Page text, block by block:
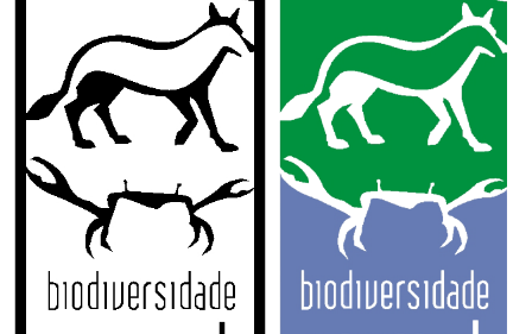
Secretaria-Geral
Secretaria de Governo
Gabinete de Segurança Institucional
Advocacia-Geral da União
Banco Central do Brasil